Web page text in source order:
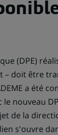
(DPE)
– doit être
a été
nouveau
de la
s'ouvre